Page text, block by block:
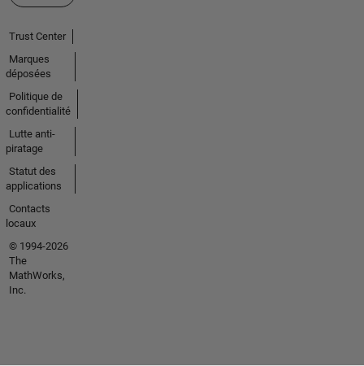
Trust Center
Marques
déposées
Politique de
confidentialité
Lutte anti-
piratage
Statut des
applications
Contacts
locaux
© 1994-2026
The
MathWorks,
Inc.